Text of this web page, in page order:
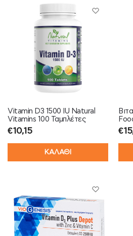
Vitamin D3 1500 IU Natural
Vitamins 100 Ταμπλέτες
€10,15
ΚΑΛΑΘΙ
€